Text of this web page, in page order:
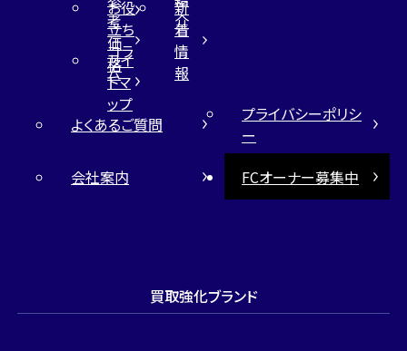
考
価
格
介
お役
立ち
コラ
ム
新
着
情
報
サイ
トマ
ップ
よくあるご質問
プライバシーポリシ
ー
会社案内
FCオーナー募集中
買取強化ブランド